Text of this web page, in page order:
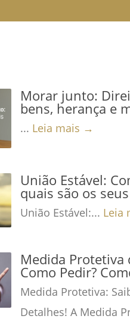
Morar junto:
bens, herança e
... Leia mais →
União Estável:
quais são os
União Estável:... Leia
Medida Protetiva
Como Pedir?
Medida Protetiva:
Detalhes! A Medida